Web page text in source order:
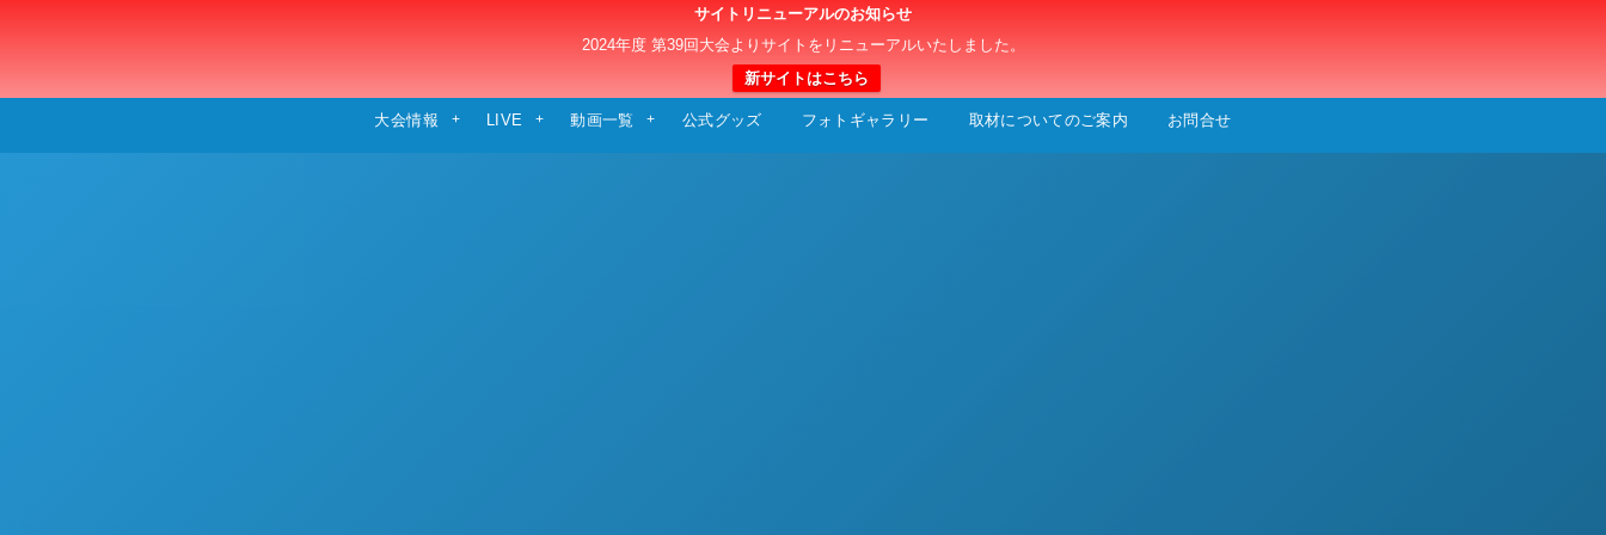
サイトリニューアルのお知らせ
2024年度 第39回大会よりサイトをリニューアルいたしました。
新サイトはこちら
日本クラブユースサッカー選手権（U-15）大会
大会情報 LIVE 動画一覧 公式グッズ フォトギャラリー 取材についてのご案内 お問合せ